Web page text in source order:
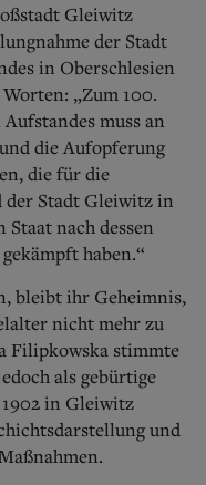
Gleiwitz
der Stadt
in Oberschlesien
„Zum 100.
muss an
die Aufopferung
die für die
der Stadt Gleiwitz in
nach dessen
haben.“
bleibt ihr Geheimnis,
nicht mehr zu
Filipkowska stimmte
als gebürtige
in Gleiwitz
und